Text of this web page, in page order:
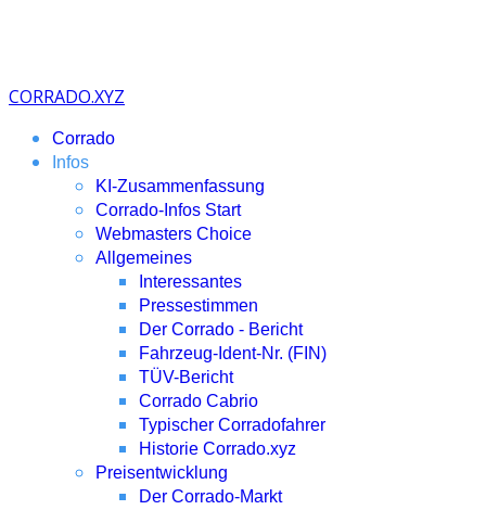
CORRADO.XYZ
Corrado
Infos
KI-Zusammenfassung
Corrado-Infos Start
Webmasters Choice
Allgemeines
Interessantes
Pressestimmen
Der Corrado - Bericht
Fahrzeug-Ident-Nr. (FIN)
TÜV-Bericht
Corrado Cabrio
Typischer Corradofahrer
Historie Corrado.xyz
Preisentwicklung
Der Corrado-Markt